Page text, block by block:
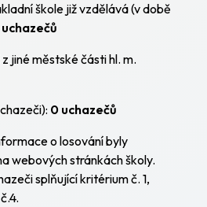
škole již vzdělává (v době
uchazečů
jiné městské části hl. m.
0 uchazečů
o losování byly
webových stránkách školy.
splňující kritérium č. 1,